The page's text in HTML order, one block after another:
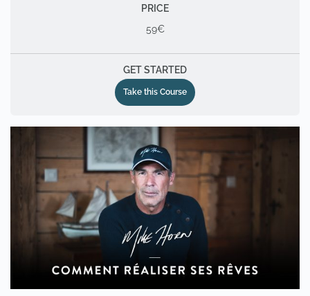
PRICE
59€
GET STARTED
Take this Course